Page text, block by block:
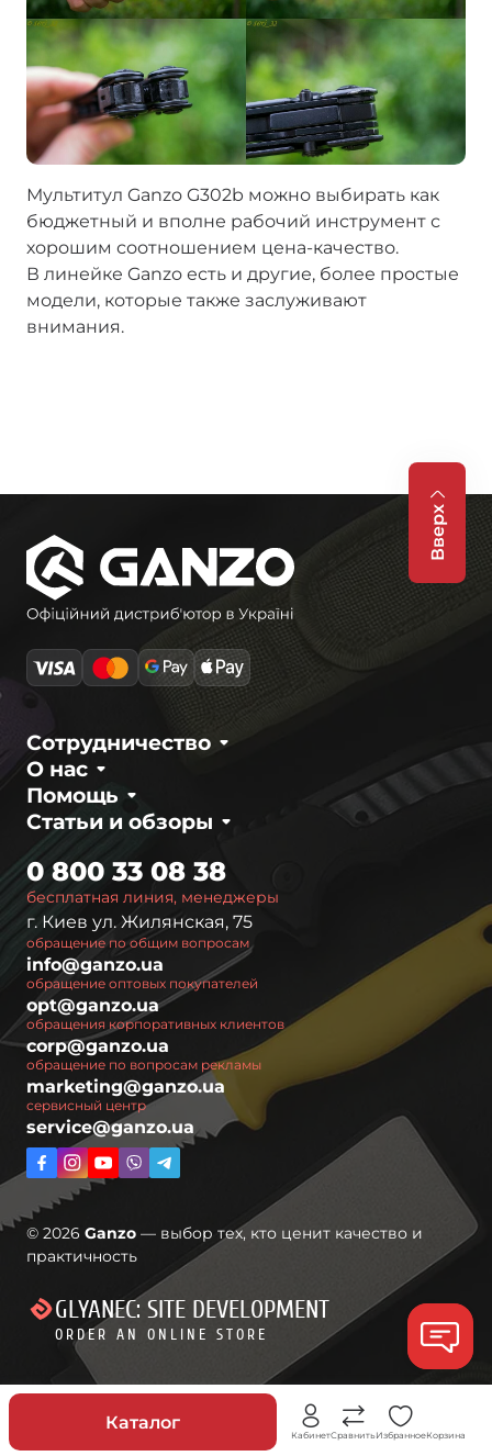
СкидкиКаталог
КабинетСравнитьИзбранноеКорзина
Мультитул Ganzo G302b можно выбирать как
бюджетный и вполне рабочий инструмент с
хорошим соотношением цена-качество.
В линейке Ganzo есть и другие, более простые
модели, которые также заслуживают
внимания.
Вверх
О нас
Сотрудничество
Статьи и обзоры
Помощь
бесплатная линия, менеджеры
0 800 33 08 38
г. Киев ул. Жилянская, 75
обращение по общим вопросам
info@ganzo.ua
обращение оптовых покупателей
opt@ganzo.ua
обращения корпоративных клиентов
corp@ganzo.ua
обращение по вопросам рекламы
marketing@ganzo.ua
сервисный центр
service@ganzo.ua
© 2026 Ganzo — выбор тех, кто ценит качество и
практичность
GLYANEC: SITE DEVELOPMENT
ORDER AN ONLINE STORE